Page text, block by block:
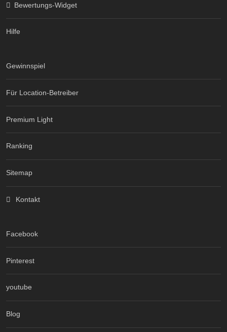
Bewertungs-Widget
Hilfe
Gewinnspiel
Für Location-Betreiber
Premium Light
Ranking
Sitemap
Kontakt
Facebook
Pinterest
youtube
Blog